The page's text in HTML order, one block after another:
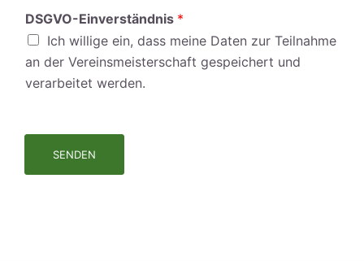
DSGVO-Einverständnis *
Ich willige ein, dass meine Daten zur Teilnahme
an der Vereinsmeisterschaft gespeichert und
verarbeitet werden.
SENDEN